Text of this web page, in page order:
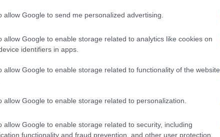
allow Google to send me personalized advertising.
allow Google to enable storage related to analytics like cookies on
identifiers in apps.
allow Google to enable storage related to functionality of the website
allow Google to enable storage related to personalization.
allow Google to enable storage related to security, including
functionality and fraud prevention, and other user protection.
che sarebbe bene condurre nel segreto
stampa internazionale. L’Europa
di più, forse, per scendere a patti
Kiev a rinunciare a qualcosa,
che a continuare a combattere,
nostro.
della mediazione, benedetta da